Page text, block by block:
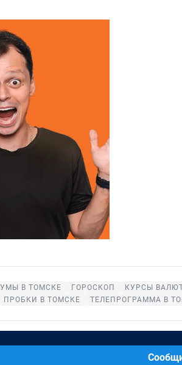
В ТОМСКЕ ГОРОСКОП КУРСЫ
ПРОБКИ В ТОМСКЕ
ТЕЛЕПРОГРАММА В